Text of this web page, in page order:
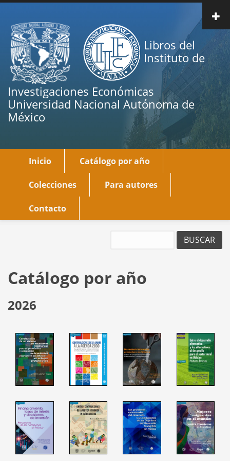
Pasar
contenido
principal
Libros del
Instituto de
Investigaciones Económicas
Universidad Nacional Autónoma de
México
Main
navigation
Inicio Catálogo por año
Colecciones Para autores
Contacto
Catálogo por año
2026